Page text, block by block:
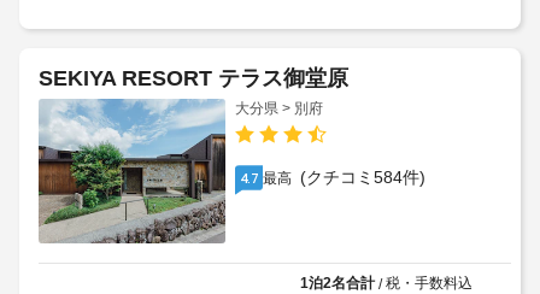
SEKIYA RESORT テラス御堂原
大分県 > 別府
4.7 最高 (クチコミ584件)
1泊2名合計/税・手数料込